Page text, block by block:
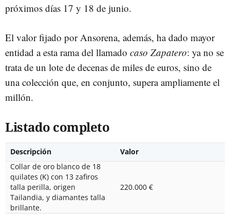
próximos días 17 y 18 de junio.
El valor fijado por Ansorena, además, ha dado mayor
entidad a esta rama del llamado caso Zapatero: ya no se
trata de un lote de decenas de miles de euros, sino de
una colección que, en conjunto, supera ampliamente el
millón.
Listado completo
Descripción
Valor
Collar de oro blanco de 18
quilates (K) con 13 zafiros
talla perilla, origen
Tailandia, y diamantes talla
brillante.
220.000 €